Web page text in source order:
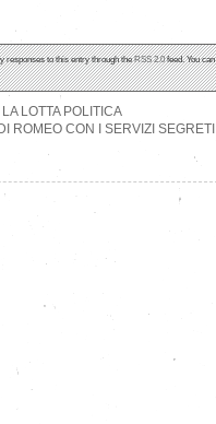
responses to this entry through theRSS 2.0feed. You can
LOTTA POLITICA
ROMEO CON I SERVIZI SEGRETI